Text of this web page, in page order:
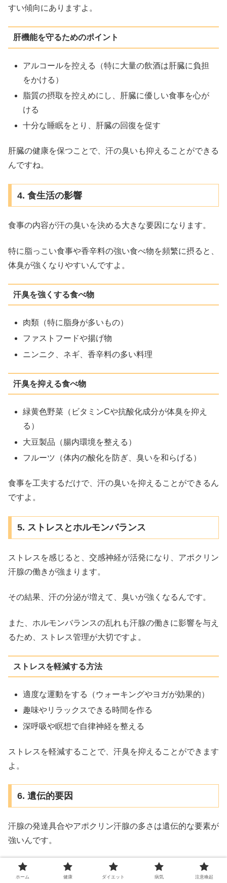
すい傾向にありますよ。
肝機能を守るためのポイント
アルコールを控える（特に大量の飲酒は肝臓に負担
をかける）
脂質の摂取を控えめにし、肝臓に優しい食事を心が
ける
十分な睡眠をとり、肝臓の回復を促す
肝臓の健康を保つことで、汗の臭いも抑えることができる
んですね。
4. 食生活の影響
食事の内容が汗の臭いを決める大きな要因になります。
特に脂っこい食事や香辛料の強い食べ物を頻繁に摂ると、
体臭が強くなりやすいんですよ。
汗臭を強くする食べ物
肉類（特に脂身が多いもの）
ファストフードや揚げ物
ニンニク、ネギ、香辛料の多い料理
汗臭を抑える食べ物
緑黄色野菜（ビタミンCや抗酸化成分が体臭を抑え
る）
大豆製品（腸内環境を整える）
フルーツ（体内の酸化を防ぎ、臭いを和らげる）
食事を工夫するだけで、汗の臭いを抑えることができるん
ですよ。
5. ストレスとホルモンバランス
ストレスを感じると、交感神経が活発になり、アポクリン
汗腺の働きが強まります。
その結果、汗の分泌が増えて、臭いが強くなるんです。
また、ホルモンバランスの乱れも汗腺の働きに影響を与え
るため、ストレス管理が大切ですよ。
ストレスを軽減する方法
適度な運動をする（ウォーキングやヨガが効果的）
趣味やリラックスできる時間を作る
深呼吸や瞑想で自律神経を整える
ストレスを軽減することで、汗臭を抑えることができます
よ。
6. 遺伝的要因
汗腺の発達具合やアポクリン汗腺の多さは遺伝的な要素が
強いんです。
家族に汗の臭いが強い人がいる場合、遺伝的な影響を受け
る可能性があります。
ホーム 健康 ダイエット 病気 注意喚起